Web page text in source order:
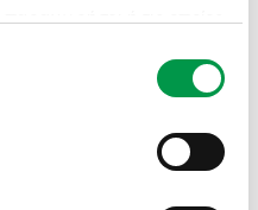
SIDE EXCEPTION HAS